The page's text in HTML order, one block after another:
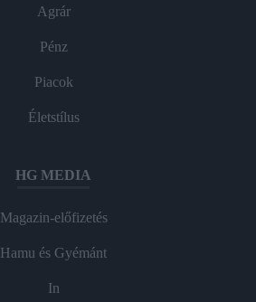
Agrár
Pénz
Piacok
Életstílus
HG MEDIA
Magazin-előfizetés
Hamu és Gyémánt
In